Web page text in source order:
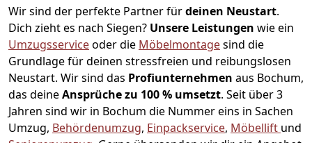
Wir sind der perfekte Partner fürdeinen Neustart.
Dich zieht es nach Siegen? Unsere Leistungen wie ein
Umzugsserviceoder die Möbelmontagesind die
Grundlage für deinen stressfreien und reibungslosen
Neustart. Wir sind das Profiunternehmen aus Bochum,
das deineAnsprüche zu 100 % umsetzt. Seit über 3
Jahren sind wir in Bochum die Nummer eins in Sachen
Umzug, Behördenumzug, Einpackservice, Möbellift und